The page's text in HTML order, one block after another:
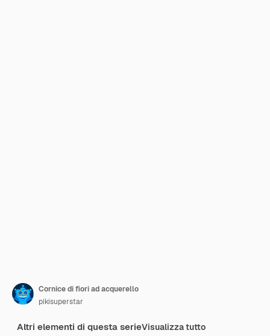
Cornice di fiori ad acquerello
pikisuperstar
Altri elementi di questa serieVisualizza tutto